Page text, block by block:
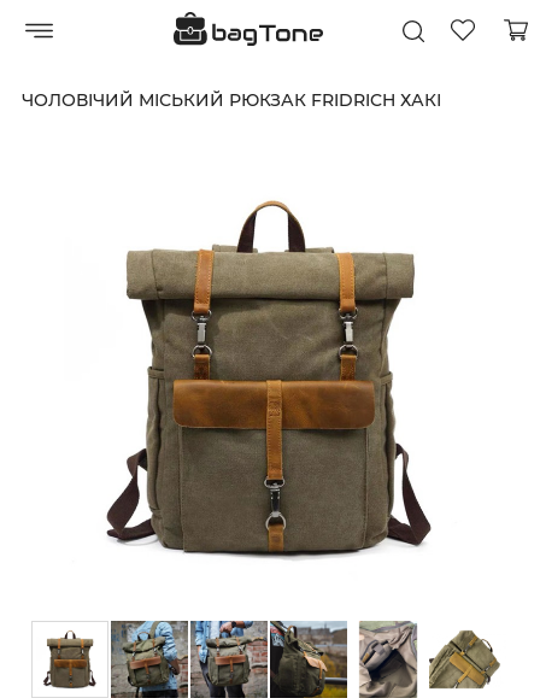
ЧОЛОВІЧИЙ МІСЬКИЙ РЮКЗАК FRIDRICH ХАКІ